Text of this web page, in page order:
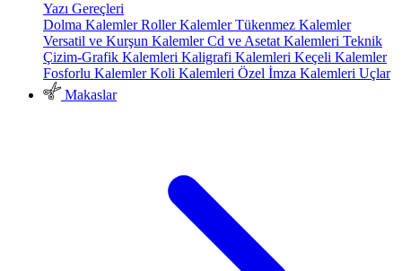
Yazı Gereçleri
Dolma KalemlerRoller KalemlerTükenmez Kalemler
Versatil ve Kurşun KalemlerCd ve Asetat Kalemleri Teknik
Çizim-Grafik Kalemleri Kaligrafi Kalemleri Keçeli Kalemler
Fosforlu KalemlerKoli Kalemleri Özel İmza Kalemleri Uçlar
Makaslar